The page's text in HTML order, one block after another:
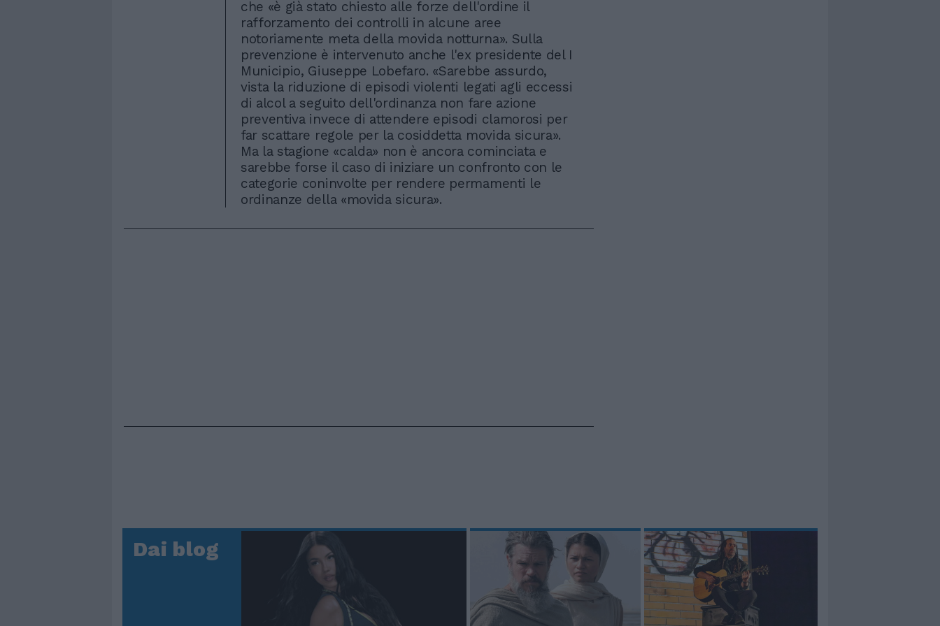
che «è già stato chiesto alle forze dell'ordine il
rafforzamento dei controlli in alcune aree
notoriamente meta della movida notturna». Sulla
prevenzione è intervenuto anche l'ex presidente del I
Municipio, Giuseppe Lobefaro. «Sarebbe assurdo,
vista la riduzione di episodi violenti legati agli eccessi
di alcol a seguito dell'ordinanza non fare azione
preventiva invece di attendere episodi clamorosi per
far scattare regole per la cosiddetta movida sicura».
Ma la stagione «calda» non è ancora cominciata e
sarebbe forse il caso di iniziare un confronto con le
categorie coninvolte per rendere permamenti le
ordinanze della «movida sicura».
Dai blog